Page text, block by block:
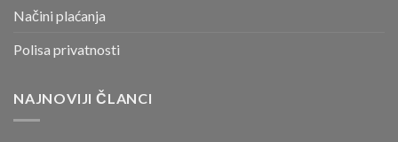
Načini plaćanja
Polisa privatnosti
NAJNOVIJI ČLANCI